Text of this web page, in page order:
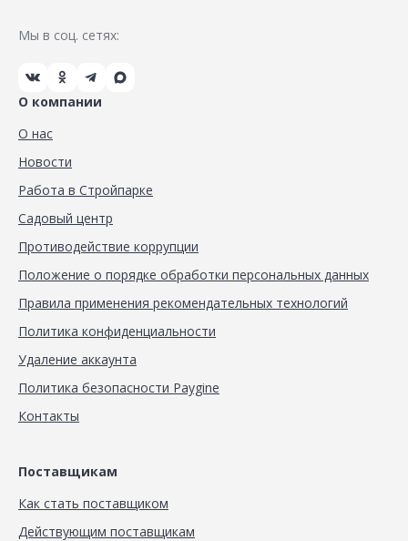
Мы в соц. сетях:
О компании
О нас
Новости
Работа в Стройпарке
Садовый центр
Противодействие коррупции
Положение о порядке обработки персональных данных
Правила применения рекомендательных технологий
Политика конфиденциальности
Удаление аккаунта
Политика безопасности Paygine
Контакты
Поставщикам
Как стать поставщиком
Действующим поставщикам